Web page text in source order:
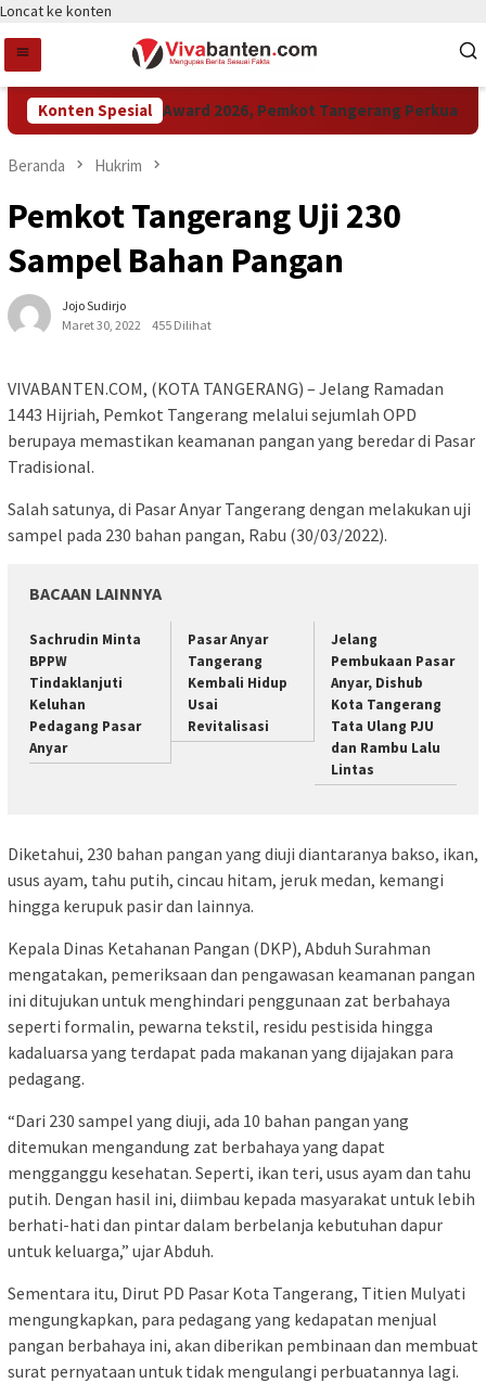
Loncat ke konten
Konten Spesial
Raih LPM Award 2026, Pemkot Tangerang Perkuat
Beranda Hukrim
Pemkot Tangerang Uji 230
Sampel Bahan Pangan
Jojo Sudirjo
Maret 30, 2022
455 Dilihat
VIVABANTEN.COM, (KOTA TANGERANG) – Jelang Ramadan
1443 Hijriah, Pemkot Tangerang melalui sejumlah OPD
berupaya memastikan keamanan pangan yang beredar di Pasar
Tradisional.
Salah satunya, di Pasar Anyar Tangerang dengan melakukan uji
sampel pada 230 bahan pangan, Rabu (30/03/2022).
BACAAN LAINNYA
Sachrudin Minta
BPPW
Tindaklanjuti
Keluhan
Pedagang Pasar
Anyar
Pasar Anyar
Tangerang
Kembali Hidup
Usai
Revitalisasi
Jelang
Pembukaan Pasar
Anyar, Dishub
Kota Tangerang
Tata Ulang PJU
dan Rambu Lalu
Lintas
Diketahui, 230 bahan pangan yang diuji diantaranya bakso, ikan,
usus ayam, tahu putih, cincau hitam, jeruk medan, kemangi
hingga kerupuk pasir dan lainnya.
Kepala Dinas Ketahanan Pangan (DKP), Abduh Surahman
mengatakan, pemeriksaan dan pengawasan keamanan pangan
ini ditujukan untuk menghindari penggunaan zat berbahaya
seperti formalin, pewarna tekstil, residu pestisida hingga
kadaluarsa yang terdapat pada makanan yang dijajakan para
pedagang.
“Dari 230 sampel yang diuji, ada 10 bahan pangan yang
ditemukan mengandung zat berbahaya yang dapat
mengganggu kesehatan. Seperti, ikan teri, usus ayam dan tahu
putih. Dengan hasil ini, diimbau kepada masyarakat untuk lebih
berhati-hati dan pintar dalam berbelanja kebutuhan dapur
untuk keluarga,” ujar Abduh.
Sementara itu, Dirut PD Pasar Kota Tangerang, Titien Mulyati
mengungkapkan, para pedagang yang kedapatan menjual
pangan berbahaya ini, akan diberikan pembinaan dan membuat
surat pernyataan untuk tidak mengulangi perbuatannya lagi.